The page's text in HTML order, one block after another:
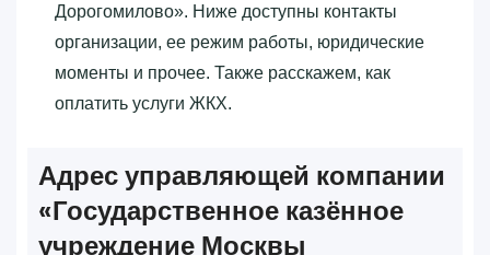
Дорогомилово»‎. Ниже доступны контакты
организации, ее режим работы, юридические
моменты и прочее. Также расскажем, как
оплатить услуги ЖКХ.
Адрес управляющей компании
«‎Государственное казённое
учреждение Москвы